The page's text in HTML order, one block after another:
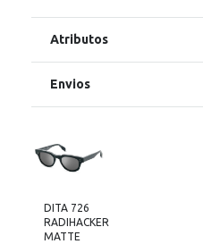
Atributos
Envios
DITA 726
RADIHACKER
MATTE